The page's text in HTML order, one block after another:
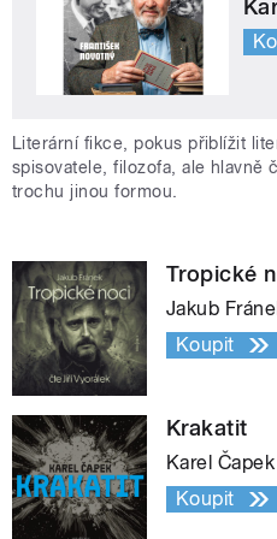
Literární fikce, pokus přiblížit
spisovatele, filozofa, ale hlavně
trochu jinou formou.
Tropické
Jakub
Koupit
Krakatit
Karel Čapek
Koupit